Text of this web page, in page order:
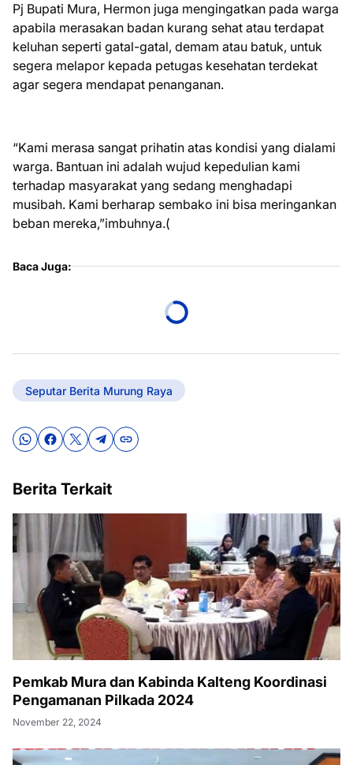
Pj Bupati Mura, Hermon juga mengingatkan pada warga
apabila merasakan badan kurang sehat atau terdapat
keluhan seperti gatal-gatal, demam atau batuk, untuk
segera melapor kepada petugas kesehatan terdekat
agar segera mendapat penanganan.
“Kami merasa sangat prihatin atas kondisi yang dialami
warga. Bantuan ini adalah wujud kepedulian kami
terhadap masyarakat yang sedang menghadapi
musibah. Kami berharap sembako ini bisa meringankan
beban mereka,”imbuhnya.(
Baca Juga:
Seputar Berita Murung Raya
Berita Terkait
Pemkab Mura dan Kabinda Kalteng Koordinasi
Pengamanan Pilkada 2024
November 22, 2024